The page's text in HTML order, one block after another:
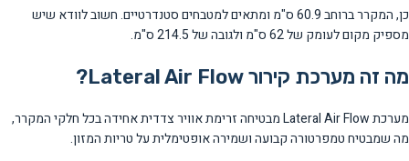
כן, המקרר ברוחב 60.9 ס"מ ומתאים למטבחים סטנדרטיים. חשוב לוודא שיש
מספיק מקום לעומק של 62 ס"מ ולגובה של 214.5 ס"מ.
מה זה מערכת קירור Lateral Air Flow?
מערכת Lateral Air Flow מבטיחה זרימת אוויר צדדית אחידה בכל חלקי המקרר,
מה שמבטיח טמפרטורה קבועה ושמירה אופטימלית על טריות המזון.